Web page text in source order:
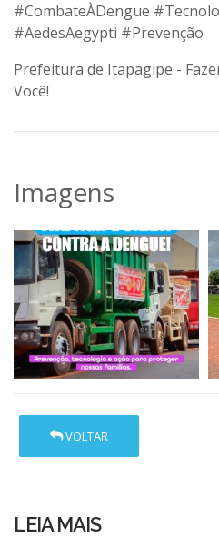
#CombateÀDengue
#AedesAegypti #Prevenção
Prefeitura de Itapagipe -
Você!
Imagens
VOLTAR
LEIA MAIS